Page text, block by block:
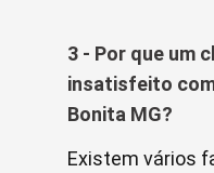
3 - Por que um
insatisfeito
Bonita MG?
Existem vários